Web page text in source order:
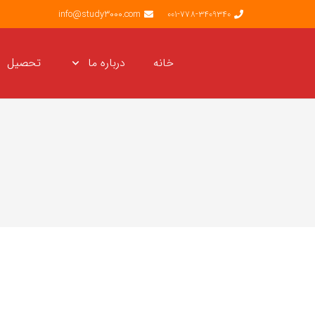
001-778-3409340
info@study3000.com
خانه درباره ما تحصیل